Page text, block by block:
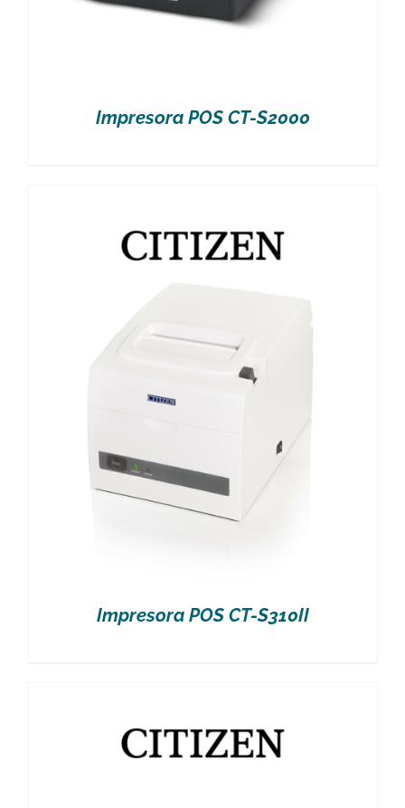
Impresora POS CT-S2000
Impresora POS CT-S310II